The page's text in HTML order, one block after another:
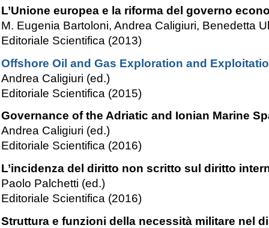
L’Unione europea e la riforma del governo
M. Eugenia Bartoloni, Andrea Caligiuri, Benedetta
Editoriale Scientifica (2013)
Offshore Oil and Gas Exploration and
Andrea Caligiuri (ed.)
Editoriale Scientifica (2015)
Governance of the Adriatic and Ionian Marine
Andrea Caligiuri (ed.)
Editoriale Scientifica (2016)
L’incidenza del diritto non scritto sul diritto
Paolo Palchetti (ed.)
Editoriale Scientifica (2016)
Struttura e funzioni della necessità militare nel